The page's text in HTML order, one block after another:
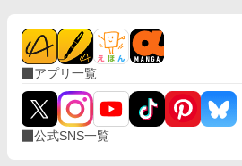
アプリ一覧
公式SNS一覧